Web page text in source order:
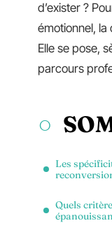
d’exister ?
émotionnel, la
Elle se pose,
parcours
Les
Quels